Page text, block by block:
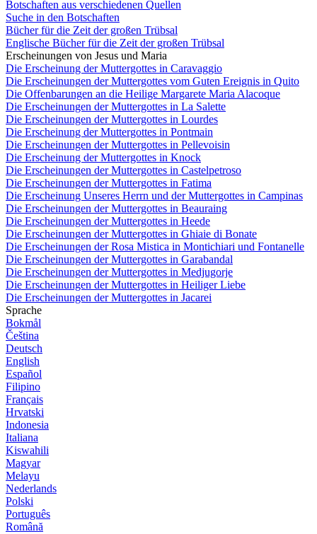
Botschaften aus verschiedenen Quellen
Suche in den Botschaften
Bücher für die Zeit der großen Trübsal
Englische Bücher für die Zeit der großen Trübsal
Erscheinungen von Jesus und Maria
Die Erscheinung der Muttergottes in Caravaggio
Die Erscheinungen der Muttergottes vom Guten Ereignis in Quito
Die Offenbarungen an die Heilige Margarete Maria Alacoque
Die Erscheinungen der Muttergottes in La Salette
Die Erscheinungen der Muttergottes in Lourdes
Die Erscheinung der Muttergottes in Pontmain
Die Erscheinungen der Muttergottes in Pellevoisin
Die Erscheinung der Muttergottes in Knock
Die Erscheinungen der Muttergottes in Castelpetroso
Die Erscheinungen der Muttergottes in Fatima
Die Erscheinung Unseres Herrn und der Muttergottes in Campinas
Die Erscheinungen der Muttergottes in Beauraing
Die Erscheinungen der Muttergottes in Heede
Die Erscheinungen der Muttergottes in Ghiaie di Bonate
Die Erscheinungen der Rosa Mistica in Montichiari und Fontanelle
Die Erscheinungen der Muttergottes in Garabandal
Die Erscheinungen der Muttergottes in Medjugorje
Die Erscheinungen der Muttergottes in Heiliger Liebe
Die Erscheinungen der Muttergottes in Jacarei
Sprache
Bokmål
Čeština
Deutsch
English
Español
Filipino
Français
Hrvatski
Indonesia
Italiana
Kiswahili
Magyar
Melayu
Nederlands
Polski
Português
Română